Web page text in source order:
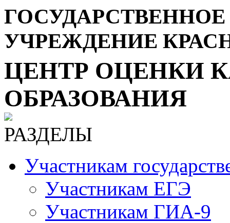
УЧРЕЖДЕНИЕ
ЦЕНТР ОЦЕНКИ
ОБРАЗОВАНИЯ
РАЗДЕЛЫ
Участникам
Участникам ЕГЭ
Участникам ГИА-9